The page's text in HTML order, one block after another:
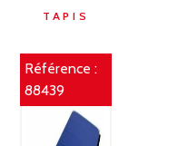
TAPIS
Référence :
88439